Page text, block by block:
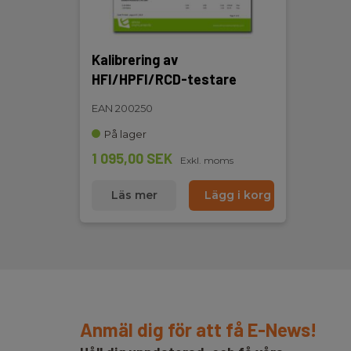
Kalibrering av
HFI/HPFI/RCD-testare
EAN 200250
På lager
1 095,00 SEK Exkl. moms
Läs mer Lägg i korg
Anmäl dig för att få E-News!